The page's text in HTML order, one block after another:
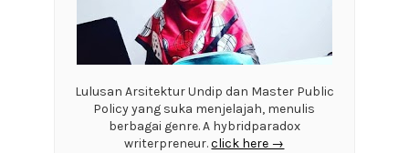
Lulusan Arsitektur Undip dan Master Public
Policy yang suka menjelajah, menulis
berbagai genre. A hybridparadox
writerpreneur.click here →